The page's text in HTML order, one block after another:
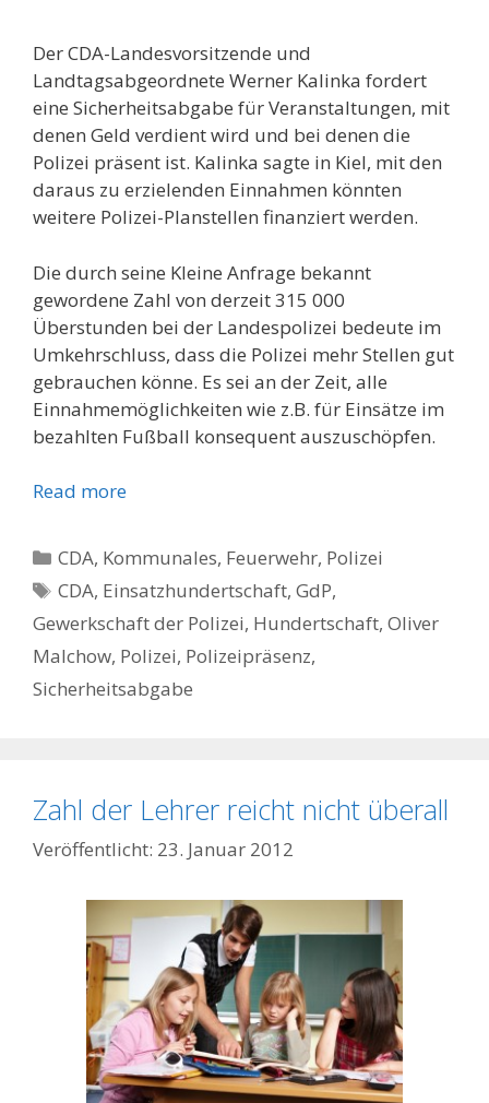
Der CDA-Landesvorsitzende und
Landtagsabgeordnete Werner Kalinka fordert
eine Sicherheitsabgabe für Veranstaltungen, mit
denen Geld verdient wird und bei denen die
Polizei präsent ist. Kalinka sagte in Kiel, mit den
daraus zu erzielenden Einnahmen könnten
weitere Polizei-Planstellen finanziert werden.
Die durch seine Kleine Anfrage bekannt
gewordene Zahl von derzeit 315 000
Überstunden bei der Landespolizei bedeute im
Umkehrschluss, dass die Polizei mehr Stellen gut
gebrauchen könne. Es sei an der Zeit, alle
Einnahmemöglichkeiten wie z.B. für Einsätze im
bezahlten Fußball konsequent auszuschöpfen.
Read more
Kategorien
CDA, Kommunales, Feuerwehr, Polizei
Schlagwörter
CDA, Einsatzhundertschaft,GdP,
Gewerkschaft der Polizei, Hundertschaft, Oliver
Malchow, Polizei, Polizeipräsenz,
Sicherheitsabgabe
Zahl der Lehrer reicht nicht überall
23. Januar 2012